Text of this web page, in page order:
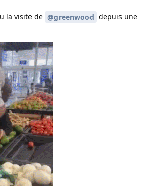
la visite de @greenwood depuis une